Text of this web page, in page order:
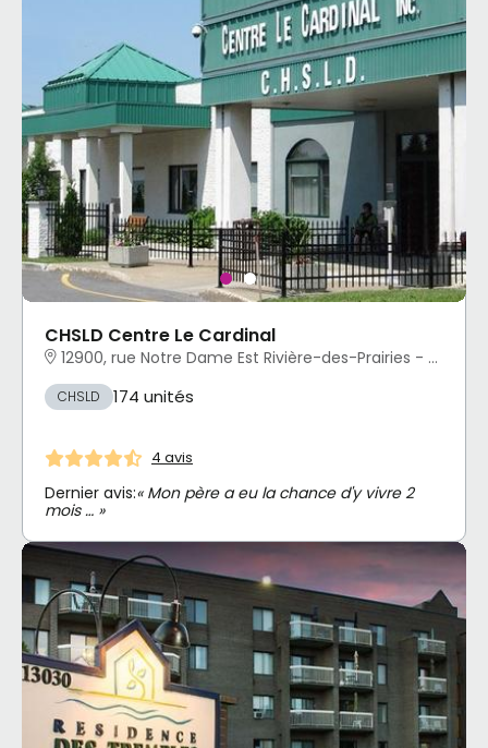
CHSLD Centre Le Cardinal
12900, rue Notre Dame Est Rivière-des-Prairies - Pointe-aux-Trembles, Montréal, QC
CHSLD 174 unités
4 avis
Dernier avis:« Mon père a eu la chance d'y vivre 2
mois … »